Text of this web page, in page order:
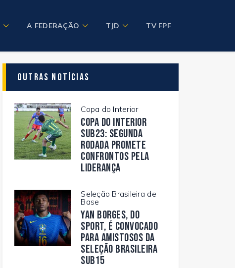
A FEDERAÇÃO TJD TV FPF
Outras Notícias
Copa do Interior
Copa do Interior
Sub23: segunda
rodada promete
confrontos pela
liderança
Seleção Brasileira de
Base
Yan Borges, do
Sport, é convocado
para amistosos da
Seleção Brasileira
Sub15